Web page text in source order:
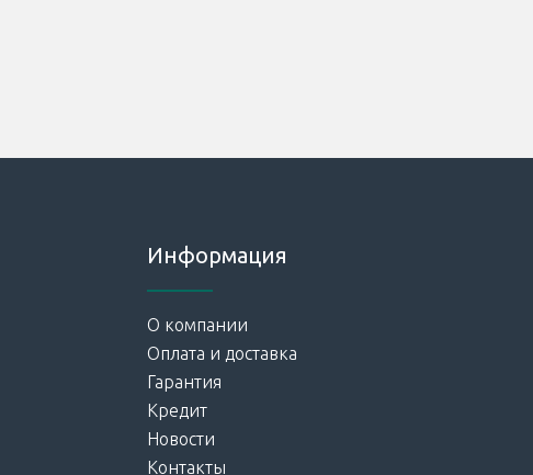
Информация
О компании
Оплата и доставка
Гарантия
Кредит
Новости
Контакты